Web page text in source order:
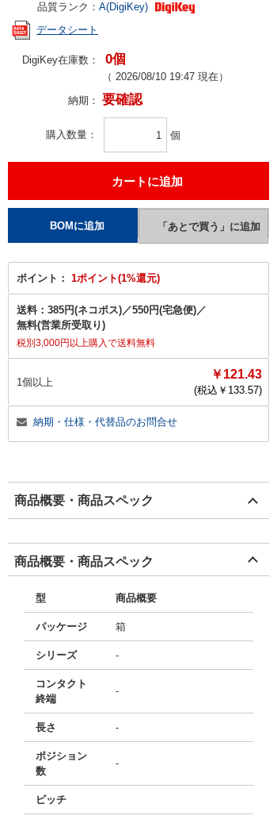
品質ランク： A(DigiKey)
データシート
DigiKey在庫数： 0個
（ 2026/08/10 19:47 現在）
納期： 要確認
購入数量 個
ポイント： 1ポイント(1%還元)
送料： 385円(ネコポス)／550円(宅急便)／
無料(営業所受取り)
税別3,000円以上購入で送料無料
1個以上
￥121.43
(税込￥ 133.57)
納期・仕様・代替品のお問合せ
商品概要・商品スペック
商品概要・商品スペック
型 商品概要
パッケージ 箱
シリーズ -
コンタクト
終端
-
長さ -
ポジション
数
-
ピッチ